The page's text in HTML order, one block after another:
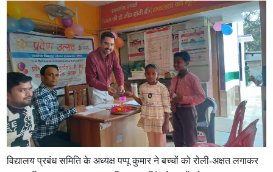
विद्यालय प्रबंध समिति के अध्यक्ष पप्पू कुमार ने बच्चों को रोली-अक्षत लगाकर